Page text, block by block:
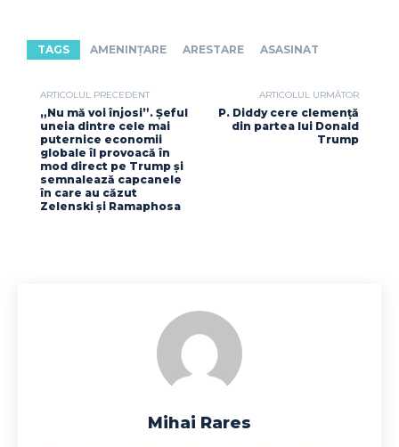
TAGS AMENINȚARE ARESTARE ASASINAT
ARTICOLUL PRECEDENT
„Nu mă voi înjosi”. Șeful
uneia dintre cele mai
puternice economii
globale îl provoacă în
mod direct pe Trump și
semnalează capcanele
în care au căzut
Zelenski și Ramaphosa
ARTICOLUL URMĂTOR
P. Diddy cere clemență
din partea lui Donald
Trump
Mihai Rares